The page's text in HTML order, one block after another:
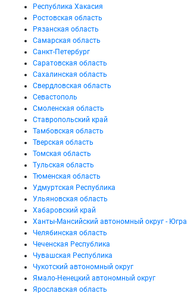
Республика Хакасия
Ростовская область
Рязанская область
Самарская область
Санкт-Петербург
Саратовская область
Сахалинская область
Свердловская область
Севастополь
Смоленская область
Ставропольский край
Тамбовская область
Тверская область
Томская область
Тульская область
Тюменская область
Удмуртская Республика
Ульяновская область
Хабаровский край
Ханты-Мансийский автономный округ - Югра
Челябинская область
Чеченская Республика
Чувашская Республика
Чукотский автономный округ
Ямало-Ненецкий автономный округ
Ярославская область